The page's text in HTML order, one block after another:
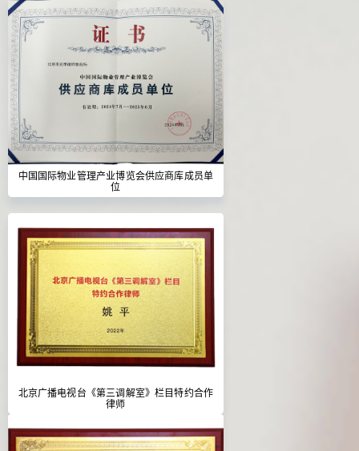
中国国际物业管理产业博览会供应商库成员单
位
北京广播电视台《第三调解室》栏目特约合作
律师